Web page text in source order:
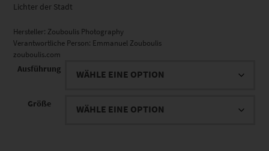
Lichter der Stadt
Hersteller: Zouboulis Photography
Verantwortliche Person: Emmanuel Zouboulis
zouboulis.com
Ausführung
Größe